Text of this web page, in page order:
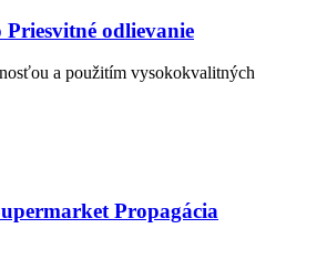
odlievanie
a použitím vysokokvalitných
Propagácia